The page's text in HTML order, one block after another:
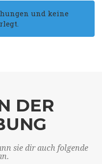
und keine
DER
sie dir auch folgende